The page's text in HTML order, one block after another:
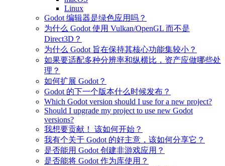
Linux
Godot 编辑器是绿色应用吗？
为什么 Godot 使用 Vulkan/OpenGL 而不是
Direct3D？
为什么 Godot 旨在保持其核心功能集较小？
如果要适配多种分辨率和纵横比，资产应做哪些处
理？
如何扩展 Godot？
Godot 的下一个版本什么时候发布？
Which Godot version should I use for a new project?
Should I upgrade my project to use new Godot
versions?
我想要贡献！ 该如何开始？
我有个关于 Godot 的好主意，该如何分享它？
是否能用 Godot 创建非游戏应用？
是否能将 Godot 作为库使用？